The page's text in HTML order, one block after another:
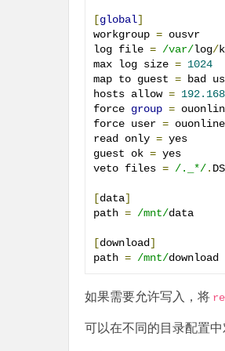
[global]
workgroup = ousvr
log file = /var/log/
max log size = 1024
map to guest = bad
hosts allow = 192.168
force group =
force user = ouonline
read only = yes
guest ok = yes
veto files = /._*/.
[data]
path = /mnt/data
[download]
path = /mnt/download
如果需要允许写入，将
可以在不同的目录配置